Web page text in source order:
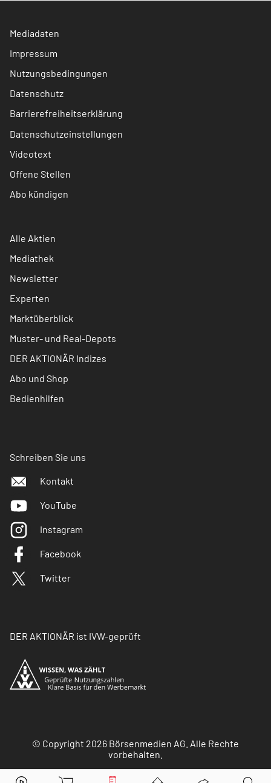
Mediadaten
Impressum
Nutzungsbedingungen
Datenschutz
Barrierefreiheitserklärung
Datenschutzeinstellungen
Videotext
Offene Stellen
Abo kündigen
Alle Aktien
Mediathek
Newsletter
Experten
Marktüberblick
Muster- und Real-Depots
DER AKTIONÄR Indizes
Abo und Shop
Bedienhilfen
Schreiben Sie uns
Kontakt
YouTube
Instagram
Facebook
Twitter
DER AKTIONÄR ist IVW-geprüft
© Copyright 2026 Börsenmedien AG. Alle Rechte
vorbehalten.